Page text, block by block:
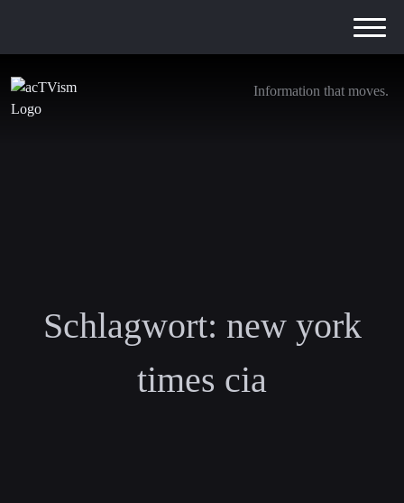
Information that moves.
Schlagwort: new york
times cia